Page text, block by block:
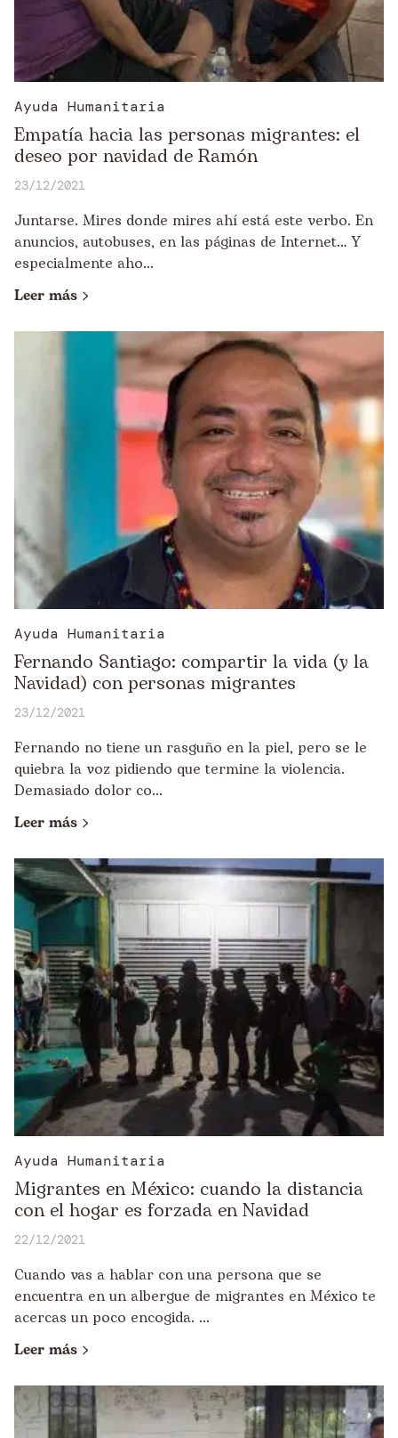
Ayuda Humanitaria
Empatía hacia las personas migrantes: el
deseo por navidad de Ramón
23/12/2021
Juntarse. Mires donde mires ahí está este verbo. En
anuncios, autobuses, en las páginas de Internet… Y
especialmente aho...
Leer más
Ayuda Humanitaria
Fernando Santiago: compartir la vida (y la
Navidad) con personas migrantes
23/12/2021
Fernando no tiene un rasguño en la piel, pero se le
quiebra la voz pidiendo que termine la violencia.
Demasiado dolor co...
Leer más
Ayuda Humanitaria
Migrantes en México: cuando la distancia
con el hogar es forzada en Navidad
22/12/2021
Cuando vas a hablar con una persona que se
encuentra en un albergue de migrantes en México te
acercas un poco encogida. ...
Leer más